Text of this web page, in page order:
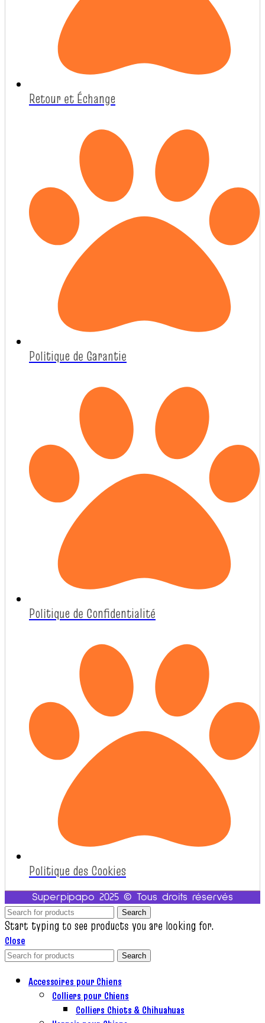
Retour et Échange
Politique de Garantie
Politique de Confidentialité
Politique des Cookies
Superpipapo 2025 © Tous droits réservés
Search
Start typing to see products you are looking for.
Close
Search
Accessoires pour Chiens
Colliers pour Chiens
Colliers Chiots & Chihuahuas